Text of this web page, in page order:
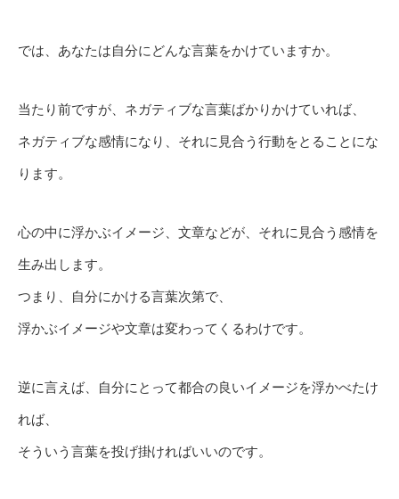
では、あなたは自分にどんな言葉をかけていますか。
当たり前ですが、ネガティブな言葉ばかりかけていれば、
ネガティブな感情になり、それに見合う行動をとることにな
ります。
心の中に浮かぶイメージ、文章などが、それに見合う感情を
生み出します。
つまり、自分にかける言葉次第で、
浮かぶイメージや文章は変わってくるわけです。
逆に言えば、自分にとって都合の良いイメージを浮かべたけ
れば、
そういう言葉を投げ掛ければいいのです。